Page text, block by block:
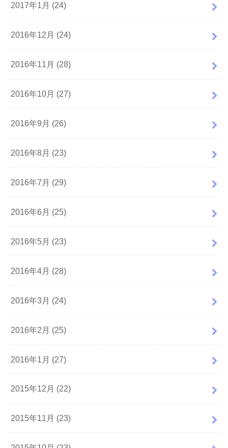
2017年1月 (24)
2016年12月 (24)
2016年11月 (28)
2016年10月 (27)
2016年9月 (26)
2016年8月 (23)
2016年7月 (29)
2016年6月 (25)
2016年5月 (23)
2016年4月 (28)
2016年3月 (24)
2016年2月 (25)
2016年1月 (27)
2015年12月 (22)
2015年11月 (23)